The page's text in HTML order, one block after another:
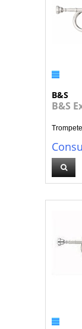
B&S
B&S